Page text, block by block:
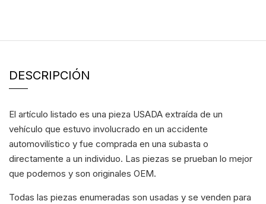
DESCRIPCIÓN
El artículo listado es una pieza USADA extraída de un
vehículo que estuvo involucrado en un accidente
automovilístico y fue comprada en una subasta o
directamente a un individuo. Las piezas se prueban lo mejor
que podemos y son originales OEM.
Todas las piezas enumeradas son usadas y se venden para